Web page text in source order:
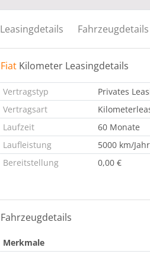
Leasingdetails Fahrzeugdetails
Fiat Kilometer Leasingdetails
Vertragstyp
Privates
Vertragsart
Laufzeit
60 Monate
Laufleistung
5000 km/Jahr
Bereitstellung
0,00 €
Fahrzeugdetails
Merkmale